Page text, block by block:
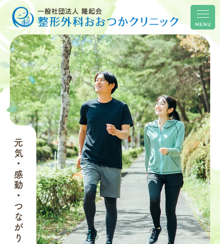
MENU
元気・感動・つながり